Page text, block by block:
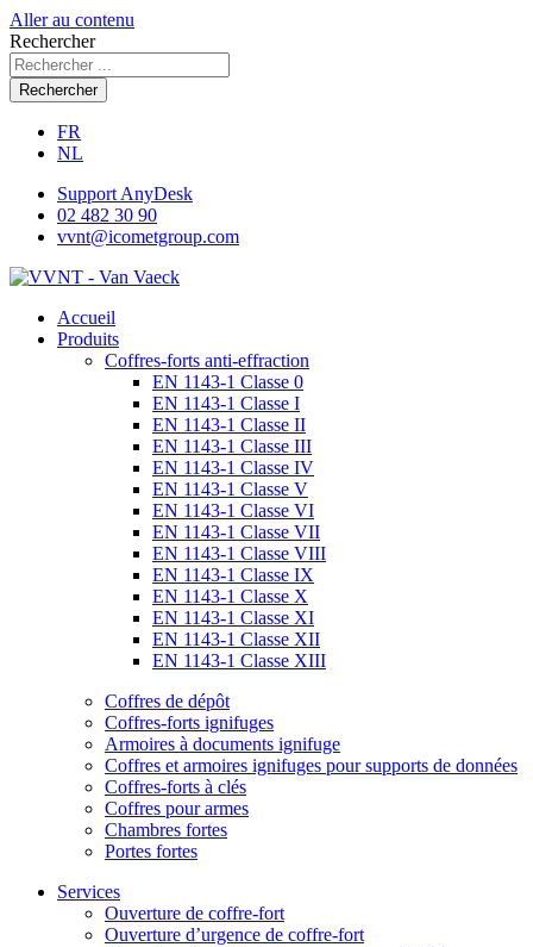
Aller au contenu
Rechercher
Rechercher
FR
NL
Support AnyDesk
02 482 30 90
vvnt@icometgroup.com
Accueil
Produits
Coffres-forts anti-effraction
EN 1143-1 Classe 0
EN 1143-1 Classe I
EN 1143-1 Classe II
EN 1143-1 Classe III
EN 1143-1 Classe IV
EN 1143-1 Classe V
EN 1143-1 Classe VI
EN 1143-1 Classe VII
EN 1143-1 Classe VIII
EN 1143-1 Classe IX
EN 1143-1 Classe X
EN 1143-1 Classe XI
EN 1143-1 Classe XII
EN 1143-1 Classe XIII
Coffres de dépôt
Coffres-forts ignifuges
Armoires à documents ignifuge
Coffres et armoires ignifuges pour supports de données
Coffres-forts à clés
Coffres pour armes
Chambres fortes
Portes fortes
Services
Ouverture de coffre-fort
Ouverture d’urgence de coffre-fort